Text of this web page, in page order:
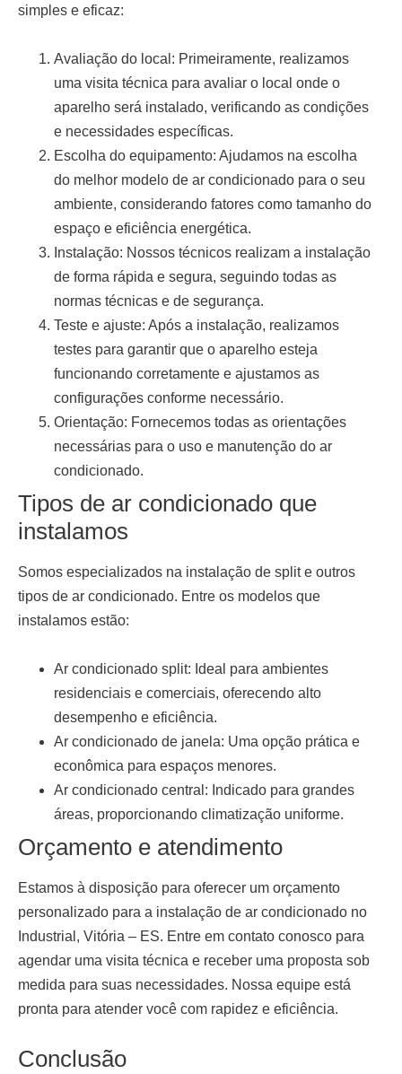
simples e eficaz:
Avaliação do local: Primeiramente, realizamos
uma visita técnica para avaliar o local onde o
aparelho será instalado, verificando as condições
e necessidades específicas.
Escolha do equipamento: Ajudamos na escolha
do melhor modelo de ar condicionado para o seu
ambiente, considerando fatores como tamanho do
espaço e eficiência energética.
Instalação: Nossos técnicos realizam a instalação
de forma rápida e segura, seguindo todas as
normas técnicas e de segurança.
Teste e ajuste: Após a instalação, realizamos
testes para garantir que o aparelho esteja
funcionando corretamente e ajustamos as
configurações conforme necessário.
Orientação: Fornecemos todas as orientações
necessárias para o uso e manutenção do ar
condicionado.
Tipos de ar condicionado que
instalamos
Somos especializados na instalação de splite outros
tipos de ar condicionado. Entre os modelos que
instalamos estão:
Ar condicionado split: Ideal para ambientes
residenciais e comerciais, oferecendo alto
desempenho e eficiência.
Ar condicionado de janela: Uma opção prática e
econômica para espaços menores.
Ar condicionado central: Indicado para grandes
áreas, proporcionando climatização uniforme.
Orçamento e atendimento
Estamos à disposição para oferecer um orçamento
personalizado para a instalação de ar condicionado no
Industrial, Vitória – ES. Entre em contato conosco para
agendar uma visita técnica e receber uma proposta sob
medida para suas necessidades. Nossa equipe está
pronta para atender você com rapidez e eficiência.
Conclusão